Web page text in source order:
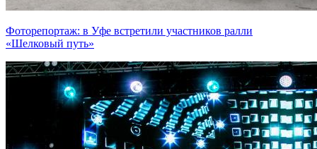
Фоторепортаж: в Уфе встретили участников ралли
«Шелковый путь»